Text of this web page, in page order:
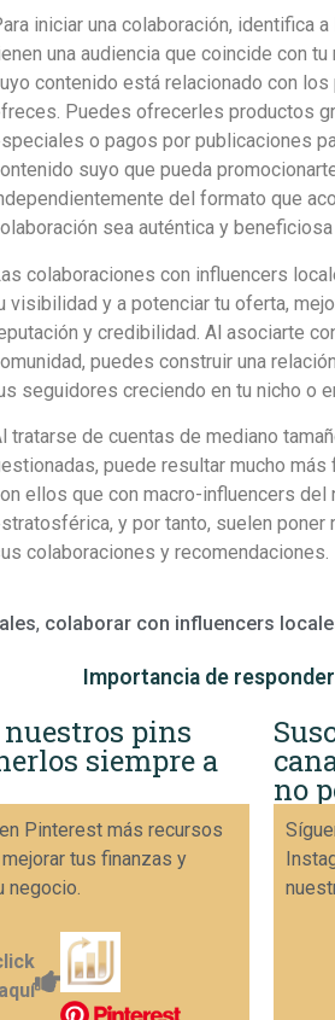
iniciar una colaboración, identifica
una audiencia que coincide con
contenido está relacionado con
Puedes ofrecerles productos
o pagos por publicaciones
suyo que pueda
del formato que
sea auténtica y
colaboraciones con influencers
visibilidad y a potenciar tu oferta,
y credibilidad. Al asociarte
puedes construir una
seguidores creciendo en tu nicho o
tratarse de cuentas de mediano
puede resultar mucho más
ellos que con macro-influencers del
y por tanto, suelen
colaboraciones y recomendaciones.
, colaborar con influencers
Importancia de
nuestros pins
siempre a
Pinterest más recursos
tus finanzas y
negocio.
no